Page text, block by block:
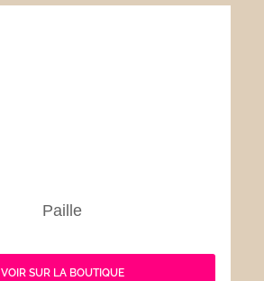
Paille
VOIR SUR LA BOUTIQUE